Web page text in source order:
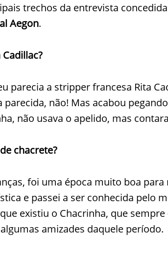
trechos da entrevista
Aegon.
parecia a stripper francesa Rita
parecida, não! Mas acabou
não usava o apelido, mas
chacrete?
foi uma época muito boa
e passei a ser conhecida pelo
existiu o Chacrinha, que
amizades daquele período.